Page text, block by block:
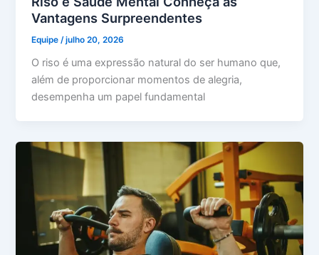
Vantagens Surpreendentes
Equipe /julho 20, 2026
O riso é uma expressão natural do ser humano que,
além de proporcionar momentos de alegria,
desempenha um papel fundamental